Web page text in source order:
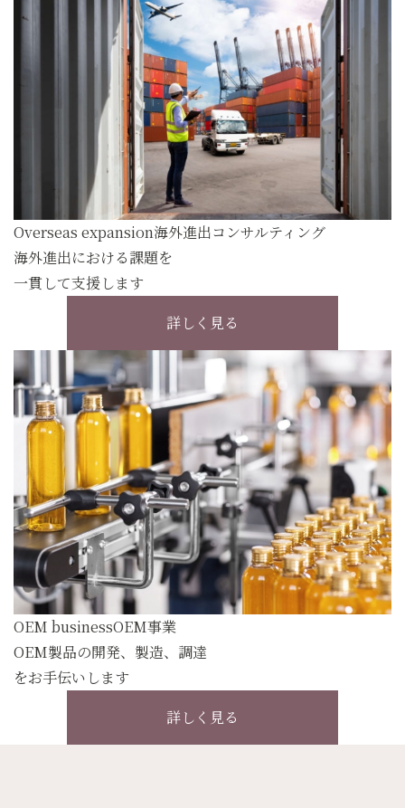
Overseas expansion海外進出コンサルティング
海外進出における課題を
一貫して支援します
詳しく見る
OEM businessOEM事業
OEM製品の開発、製造、調達
をお手伝いします
詳しく見る